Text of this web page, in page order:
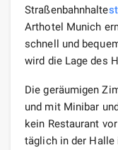
Straßenbahnhalte
Arthotel Munich
schnell und
wird die Lage des
Die geräumigen
und mit Minibar
kein Restaurant
täglich in der Halle